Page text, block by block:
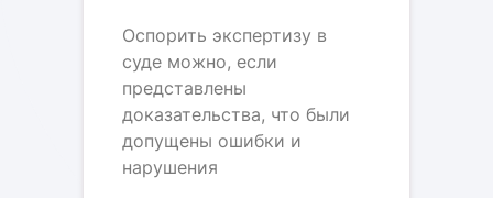
Оспорить экспертизу в
суде можно, если
представлены
доказательства, что были
допущены ошибки и
нарушения